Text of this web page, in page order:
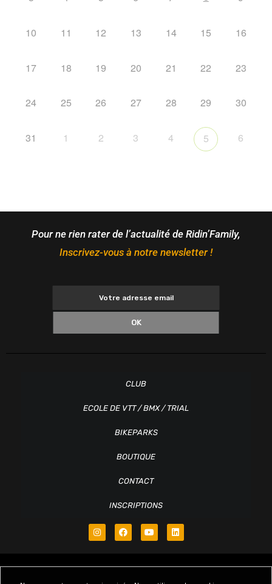
10 11 12 13 14 15 16
17 18 19 20 21 22 23
24 25 26 27 28 29 30
31 1 2 3 4 5 6
Pour ne rien rater de l’actualité de Ridin’Family,
Inscrivez-vous à notre newsletter !
OK
CLUB
ECOLE DE VTT / BMX / TRIAL
BIKEPARKS
BOUTIQUE
CONTACT
INSCRIPTIONS